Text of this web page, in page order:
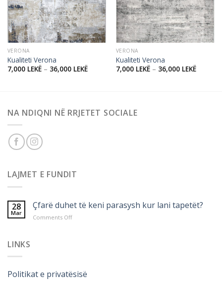
VERONA
Kualiteti Verona
7,000 LEKË– 36,000 LEKË
VERONA
Kualiteti Verona
7,000 LEKË– 36,000 LEKË
NA NDIQNI NË RRJETET SOCIALE
LAJMET E FUNDIT
28
Mar
Çfarë duhet të keni parasysh kur lani tapetët?
Comments Offon
lani
LINKS
Politikat e privatësisë